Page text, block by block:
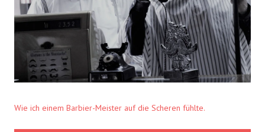
Wie ich einem Barbier-Meister auf die Scheren fühlte.